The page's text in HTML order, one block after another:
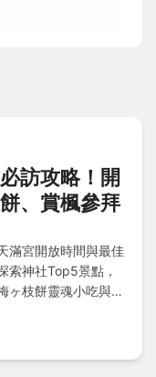
訪攻略！開
、賞楓參拜
滿宮開放時間與最佳
索神社Top5景點，
ヶ枝餅靈魂小吃與草